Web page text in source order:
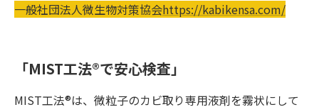
一般社団法人微生物対策協会https://kabikensa.com/
「MIST工法®で安心検査」
MIST工法®は、微粒子のカビ取り専用液剤を霧状にして